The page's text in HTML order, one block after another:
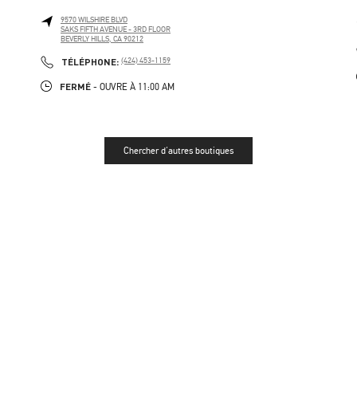
9570 WILSHIRE BLVD
SAKS FIFTH AVENUE - 3RD FLOOR
BEVERLY HILLS, CA90212
TÉLÉPHONE: PHONE
(424) 453-1159
FERMÉ - OUVRE À 11:00 AM
Chercher d'autres boutiques